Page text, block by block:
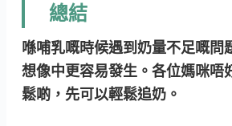
總結
喺哺乳嘅時候遇到奶量不足嘅問
想像中更容易發生。各位媽咪唔
鬆啲，先可以輕鬆追奶。